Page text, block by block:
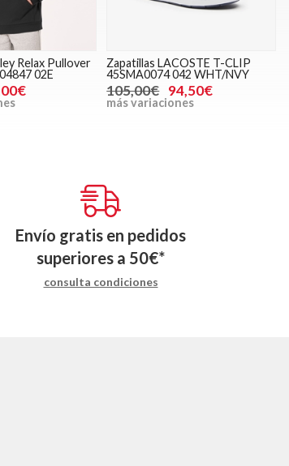
Relax Pullover
02E
Zapatillas LACOSTE T-CLIP
45SMA0074 042 WHT/NVY
105,00€ 94,50€
más variaciones
Envío gratis en pedidos
superiores a 50€*
consulta condiciones